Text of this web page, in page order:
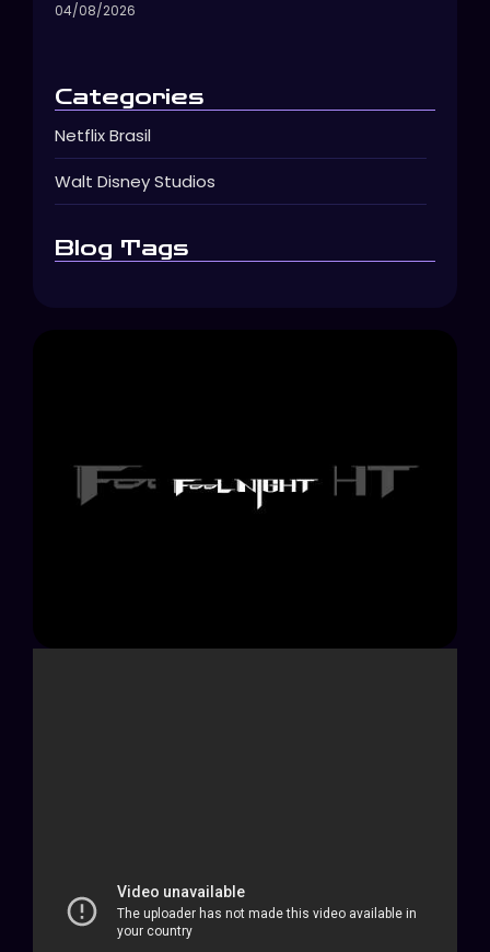
04/08/2026
Categories
Netflix Brasil
Walt Disney Studios
Blog Tags